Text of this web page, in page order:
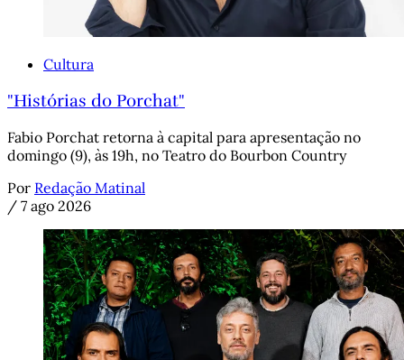
Cultura
"Histórias do Porchat"
Fabio Porchat retorna à capital para apresentação no
domingo (9), às 19h, no Teatro do Bourbon Country
Por Redação Matinal
/ 7 ago 2026